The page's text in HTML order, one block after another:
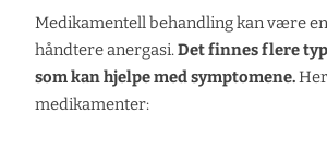
Medikamentell behandling kan være
håndtere anergasi. Det finnes flere
som kan hjelpe med symptomene.
medikamenter: